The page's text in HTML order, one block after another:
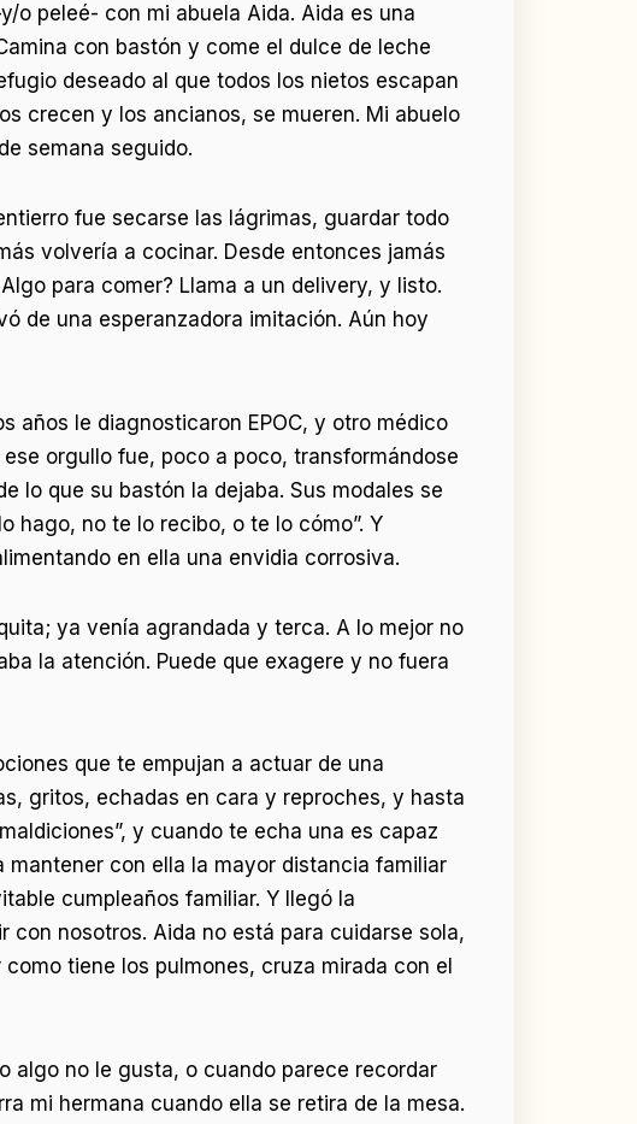
o peleé- con mi abuela Aida. Aida es una
con bastón y come el dulce de leche
deseado al que todos los nietos escapan
crecen y los ancianos, se mueren. Mi abuelo
semana seguido.
fue secarse las lágrimas, guardar todo
volvería a cocinar. Desde entonces jamás
para comer? Llama a un delivery, y listo.
de una esperanzadora imitación. Aún hoy
años le diagnosticaron EPOC, y otro médico
orgullo fue, poco a poco, transformándose
lo que su bastón la dejaba. Sus modales se
hago, no te lo recibo, o te lo cómo”. Y
en ella una envidia corrosiva.
ya venía agrandada y terca. A lo mejor no
la atención. Puede que exagere y no fuera
que te empujan a actuar de una
gritos, echadas en cara y reproches, y hasta
y cuando te echa una es capaz
con ella la mayor distancia familiar
cumpleaños familiar. Y llegó la
nosotros. Aida no está para cuidarse sola,
tiene los pulmones, cruza mirada con el
algo no le gusta, o cuando parece recordar
mi hermana cuando ella se retira de la mesa.